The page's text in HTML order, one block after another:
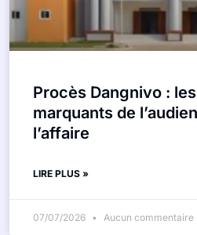
Procès Dangnivo :
marquants de
l’affaire
LIRE PLUS »
07/07/2026 Aucun commentaire